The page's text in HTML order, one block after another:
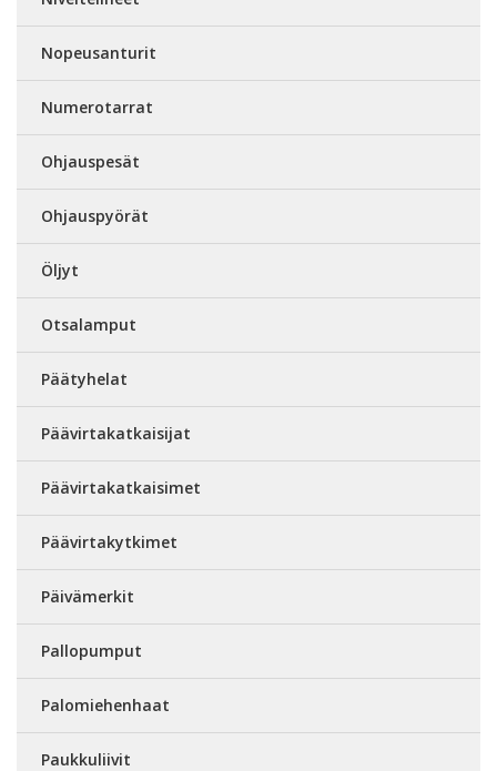
Nopeusanturit
Numerotarrat
Ohjauspesät
Ohjauspyörät
Öljyt
Otsalamput
Päätyhelat
Päävirtakatkaisijat
Päävirtakatkaisimet
Päävirtakytkimet
Päivämerkit
Pallopumput
Palomiehenhaat
Paukkuliivit